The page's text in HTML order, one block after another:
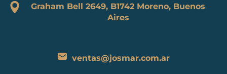
Graham Bell 2649, B1742 Moreno, Buenos
Aires
ventas@josmar.com.ar